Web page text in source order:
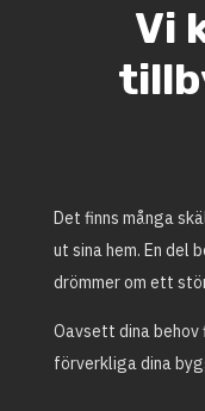
Vi
Det finns många
ut sina hem. En del
drömmer om ett
Oavsett dina
förverkliga dina